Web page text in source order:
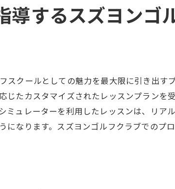
施設で過ごす贅沢な時間
スできるプライベート空間
の設備も楽しめる工夫
レスを忘れられるリフレッシュ空間
ルフクラブでの新しいゴルフライフスタイル
導するスズヨンゴ
クールとしての魅力を最大限に引き出す
たカスタマイズされたレッスンプランを
ュレーターを利用したレッスンは、リア
なります。スズヨンゴルフクラブでのプ